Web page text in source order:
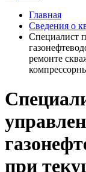
Главная
Сведения о
Специалист
ремонте
при